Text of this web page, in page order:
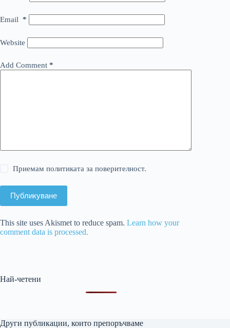
Email *
Website
Add Comment *
Приемам политиката за поверителност.
Публикуване
This site uses Akismet to reduce spam. Learn how your
comment data is processed.
Най-четени
Други публикации, които препоръчваме